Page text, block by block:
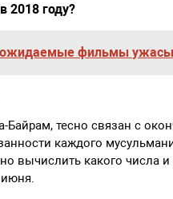
2018 году?
фильмы ужасы
Байрам, тесно связан с
каждого
вычислить какого числа
июня.